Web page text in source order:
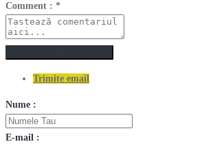
Comment : *
Trimite email
Nume :
E-mail :